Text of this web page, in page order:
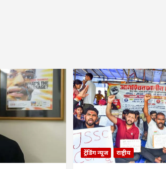
ट्रेंडिंग न्यूज राष्ट्रीय